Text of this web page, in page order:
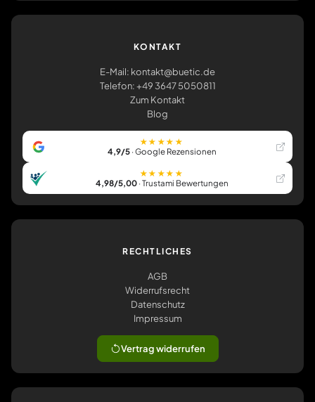
KONTAKT
E-Mail: kontakt@buetic.de
Telefon: +49 3647 5050811
Zum Kontakt
Blog
★★★★★
4,9/5· Google Rezensionen
★★★★★
4,98/5,00· Trustami Bewertungen
RECHTLICHES
AGB
Widerrufsrecht
Datenschutz
Impressum
Vertrag widerrufen